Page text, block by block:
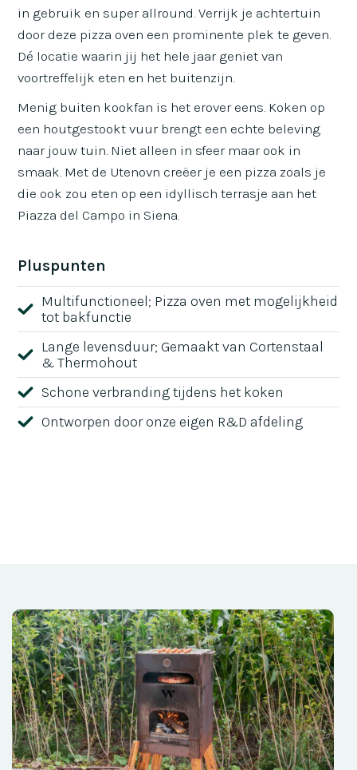
in gebruik en super allround. Verrijk je achtertuin
door deze pizza oven een prominente plek te geven.
Dé locatie waarin jij het hele jaar geniet van
voortreffelijk eten en het buitenzijn.
Menig buiten kookfan is het erover eens. Koken op
een houtgestookt vuur brengt een echte beleving
naar jouw tuin. Niet alleen in sfeer maar ook in
smaak. Met de Utenovn creëer je een pizza zoals je
die ook zou eten op een idyllisch terrasje aan het
Piazza del Campo in Siena.
Pluspunten
Multifunctioneel; Pizza oven met mogelijkheid
tot bakfunctie
Lange levensduur; Gemaakt van Cortenstaal
& Thermohout
Schone verbranding tijdens het koken
Ontworpen door onze eigen R&D afdeling